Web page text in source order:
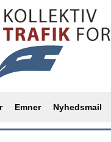
Emner Nyhedsmail